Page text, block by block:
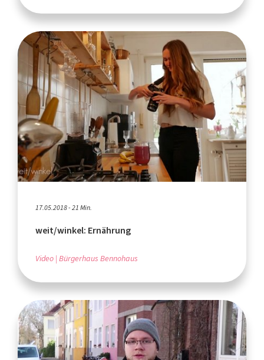
17.05.2018 - 21 Min.
weit/winkel: Ernährung
Video Bürgerhaus Bennohaus